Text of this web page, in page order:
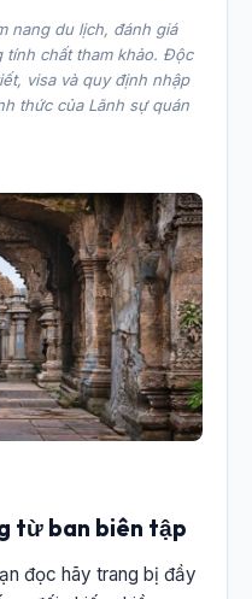
nang du lịch, đánh giá
tính chất tham khảo. Độc
visa và quy định nhập
thức của Lãnh sự quán
từ ban biên tập
đọc hãy trang bị đầy